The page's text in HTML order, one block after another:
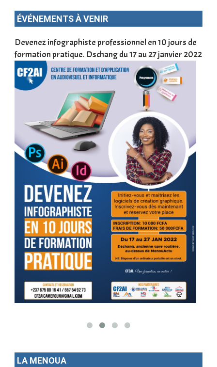
ÉVÉNEMENTS À VENIR
Devenez infographiste professionnel en 10 jours de
formation pratique. Dschang du 17 au 27 janvier 2022
LA MENOUA